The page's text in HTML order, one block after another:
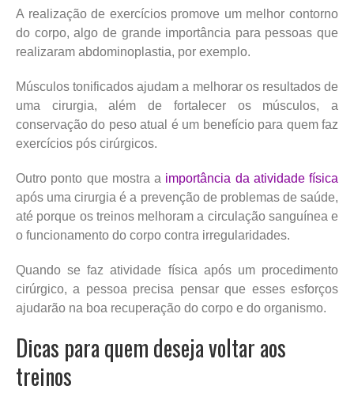
A realização de exercícios promove um melhor contorno
do corpo, algo de grande importância para pessoas que
realizaram abdominoplastia, por exemplo.
Músculos tonificados ajudam a melhorar os resultados de
uma cirurgia, além de fortalecer os músculos, a
conservação do peso atual é um benefício para quem faz
exercícios pós cirúrgicos.
Outro ponto que mostra a importância da atividade física
após uma cirurgia é a prevenção de problemas de saúde,
até porque os treinos melhoram a circulação sanguínea e
o funcionamento do corpo contra irregularidades.
Quando se faz atividade física após um procedimento
cirúrgico, a pessoa precisa pensar que esses esforços
ajudarão na boa recuperação do corpo e do organismo.
Dicas para quem deseja voltar aos
treinos